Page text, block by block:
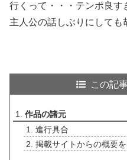
行くって・・・テンポ良
主人公の話しぶりにしても
この記
作品の諸元
進行具合
掲載サイトからの概要